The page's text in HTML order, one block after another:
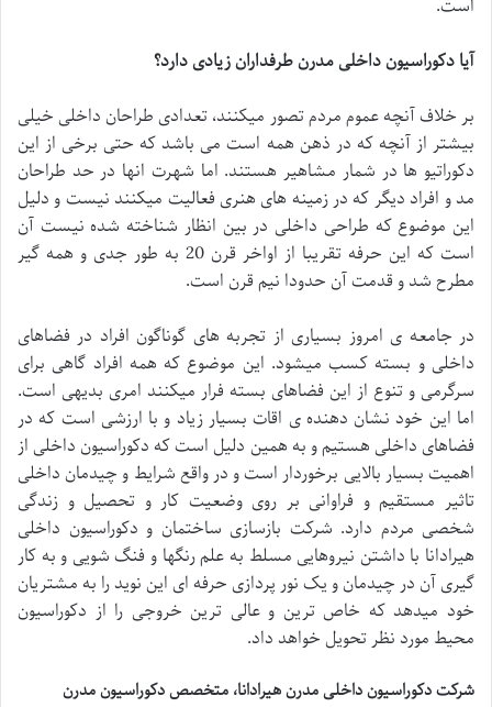
است.
آیا دکوراسیون داخلی مدرن طرفداران زیادی دارد؟
بر خلاف آنچه عموم مردم تصور میکنند، تعدادی طراحان داخلی خیلی
بیشتر از آنچه که در ذهن همه است می باشد که حتی برخی از این
دکوراتیو ها در شمار مشاهیر هستند. اما شهرت انها در حد طراحان
مد و افراد دیگر که در زمینه های هنری فعالیت میکنند نیست و دلیل
این موضوع که طراحی داخلی در بین انظار شناخته شده نیست آن
است که این حرفه تقریبا از اواخر قرن 20 به طور جدی و همه گیر
مطرح شد و قدمت آن حدودا نیم قرن است.
در جامعه ی امروز بسیاری از تجربه های گوناگون افراد در فضاهای
داخلی و بسته کسب میشود. این موضوع که همه افراد گاهی برای
سرگرمی و تنوع از این فضاهای بسته فرار میکنند امری بدیهی است.
اما این خود نشان دهنده ی اقات بسیار زیاد و با ارزشی است که در
فضاهای داخلی هستیم و به همین دلیل است که دکوراسیون داخلی از
اهمیت بسیار بالایی برخوردار است و در واقع شرایط و چیدمان داخلی
تاثیر مستقیم و فراوانی بر روی وضعیت کار و تحصیل و زندگی
شخصی مردم دارد. شرکت بازسازی ساختمان و دکوراسیون داخلی
هیرادانا با داشتن نیروهایی مسلط به علم رنگها و فنگ شویی و به کار
گیری آن در چیدمان و یک نور پردازی حرفه ای این نوید را به مشتریان
خود میدهد که خاص ترین و عالی ترین خروجی را از دکوراسیون
محیط مورد نظر تحویل خواهد داد.
شرکت دکوراسیون داخلی مدرن هیرادانا، متخصص دکوراسیون مدرن